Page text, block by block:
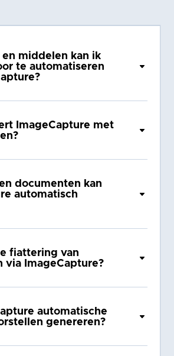
middelen kan ik
te automatiseren
ImageCapture met
documenten kan
automatisch
fiattering van
via ImageCapture?
automatische
genereren?